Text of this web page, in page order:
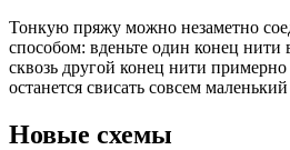
Тонкую пряжу можно незаметно
способом: вденьте один конец нити
сквозь другой конец нити
останется свисать совсем
Новые схемы